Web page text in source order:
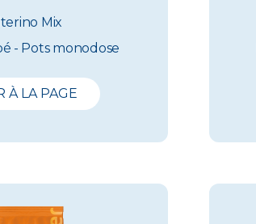
Mix
- Pots monodose
À LA PAGE